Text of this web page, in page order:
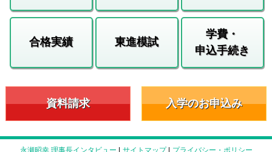
合格実績 東進模試
学費・
申込手続き
資料請求 入学のお申込み
永瀬昭幸 理事長インタビュー | サイトマップ| プライバシー・ポリシー